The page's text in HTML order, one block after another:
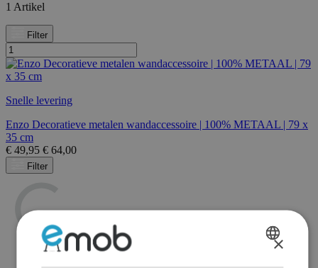
1 Artikel
Filter
Snelle levering
Enzo Decoratieve metalen wandaccessoire | 100% METAAL | 79 x
35 cm
€ 49,95 € 64,00
Filter
×